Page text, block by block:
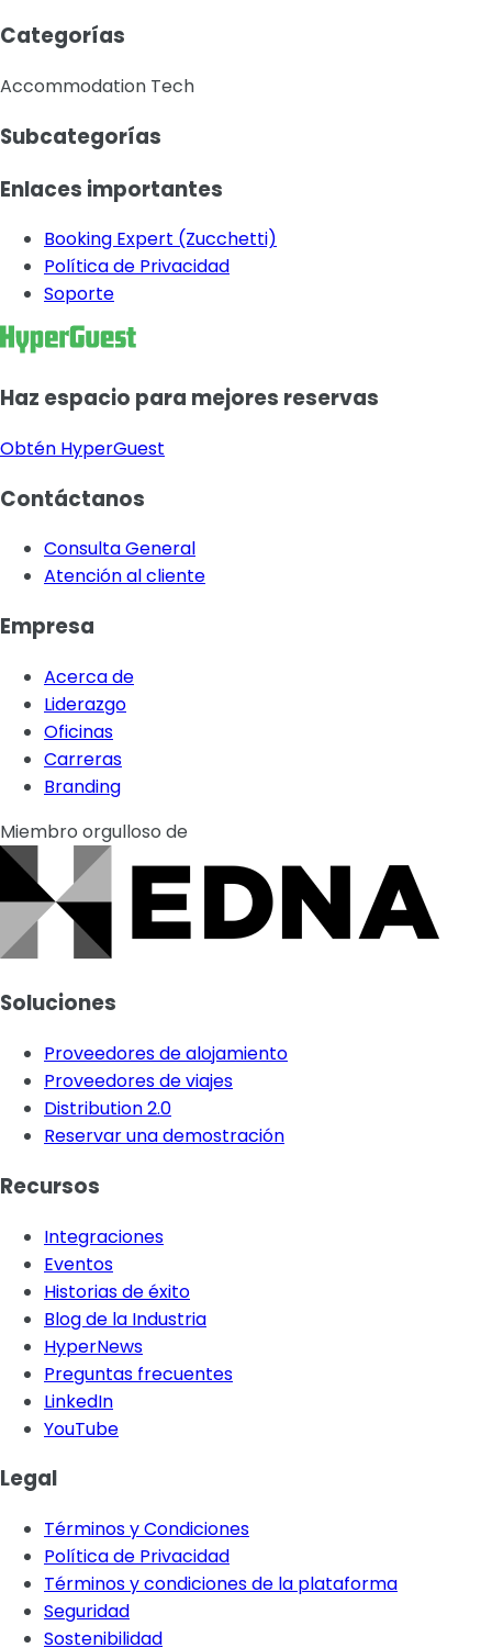
Categorías
Accommodation Tech
Subcategorías
Enlaces importantes
Booking Expert (Zucchetti)
Política de Privacidad
Soporte
Haz espacio para mejores reservas
Obtén HyperGuest
Contáctanos
Consulta General
Atención al cliente
Empresa
Acerca de
Liderazgo
Oficinas
Carreras
Branding
Miembro orgulloso de
Soluciones
Proveedores de alojamiento
Proveedores de viajes
Distribution 2.0
Reservar una demostración
Recursos
Integraciones
Eventos
Historias de éxito
Blog de la Industria
HyperNews
Preguntas frecuentes
LinkedIn
YouTube
Legal
Términos y Condiciones
Política de Privacidad
Términos y condiciones de la plataforma
Seguridad
Sostenibilidad